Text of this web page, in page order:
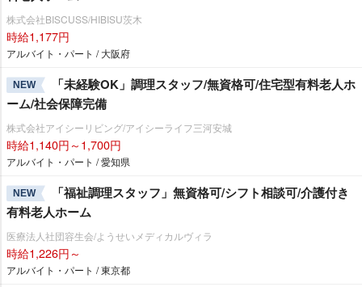
株式会社BISCUSS/HIBISU茨木
時給1,177円
アルバイト・パート / 大阪府
NEW
「未経験OK」調理スタッフ/無資格可/住宅型有料老人ホ
ーム/社会保障完備
株式会社アイシーリビング/アイシーライフ三河安城
時給1,140円～1,700円
アルバイト・パート / 愛知県
NEW
「福祉調理スタッフ」無資格可/シフト相談可/介護付き
有料老人ホーム
医療法人社団容生会/ようせいメディカルヴィラ
時給1,226円～
アルバイト・パート / 東京都